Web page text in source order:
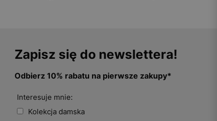
Zapisz się do newslettera!
Odbierz 10% rabatu na pierwsze zakupy*
Interesuje mnie:
Kolekcja damska